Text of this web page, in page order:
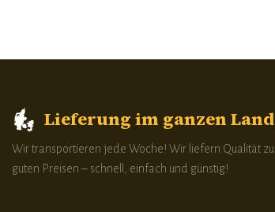
Lieferung im ganzen Land
Wir transportieren jede Woche! Wir liefern Qualität zu
guten Preisen – schnell, einfach und günstig!